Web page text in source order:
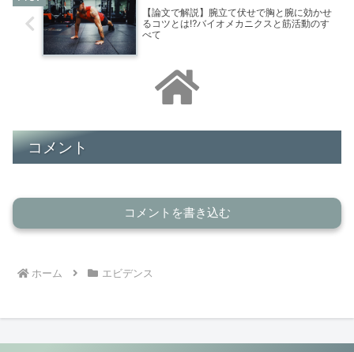
【論文で解説】腕立て伏せで胸と腕に効かせ
るコツとは⁉バイオメカニクスと筋活動のす
べて
コメント
コメントを書き込む
ホーム エビデンス